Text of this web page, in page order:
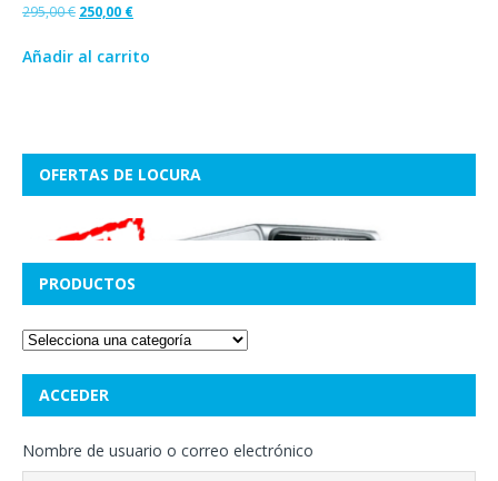
295,00€ 250,00 €
Añadir al carrito
OFERTAS DE LOCURA
PRODUCTOS
ACCEDER
Nombre de usuario o correo electrónico